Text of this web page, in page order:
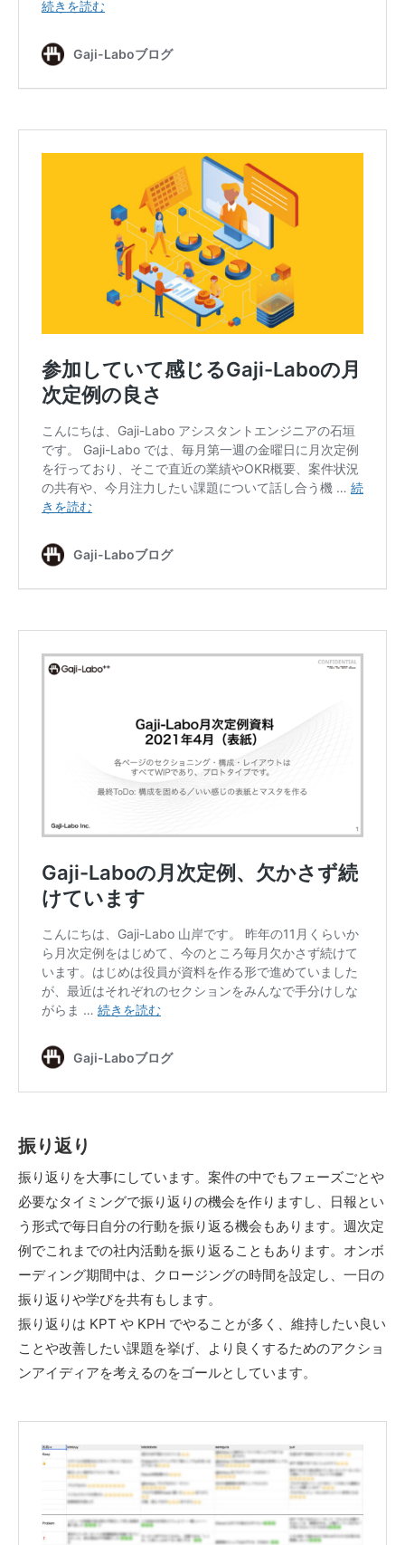
振り返り
振り返りを大事にしています。案件の中でもフェーズごとや
必要なタイミングで振り返りの機会を作りますし、日報とい
う形式で毎日自分の行動を振り返る機会もあります。週次定
例でこれまでの社内活動を振り返ることもあります。オンボ
ーディング期間中は、クロージングの時間を設定し、一日の
振り返りや学びを共有もします。
振り返りは KPT や KPH でやることが多く、維持したい良い
ことや改善したい課題を挙げ、より良くするためのアクショ
ンアイディアを考えるのをゴールとしています。